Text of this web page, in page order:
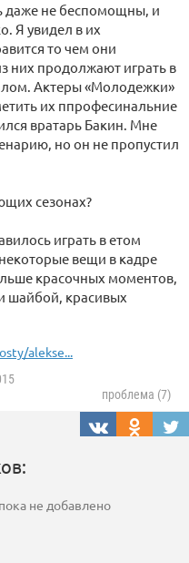
даже не беспомощны, и
Я увидел в их
то чем они
них продолжают играть в
Актеры «Молодежки»
их ппрофесинальние
вратарь Бакин. Мне
но он не пропустил
сезонах?
играть в етом
вещи в кадре
красочных моментов,
шайбой, красивых
alekse...
проблема (7)
не добавлено